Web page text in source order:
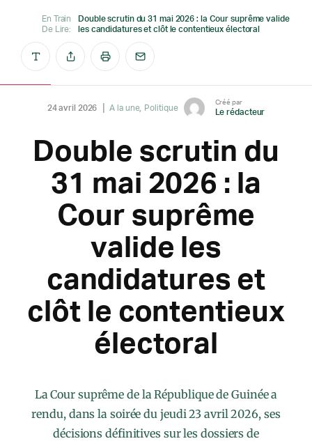
En Train
De Lire:
Double scrutin du 31 mai 2026 : la Cour suprême valide
les candidatures et clôt le contentieux électoral
24 avril 2026 A la une Politique
Créé par
Le rédacteur
Double scrutin du
31 mai 2026 : la
Cour suprême
valide les
candidatures et
clôt le contentieux
électoral
La Cour suprême de la République de Guinée a
rendu, dans la soirée du jeudi 23 avril 2026, ses
décisions définitives sur les dossiers de